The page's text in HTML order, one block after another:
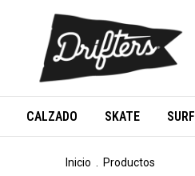
CALZADO SKATE SURF
Inicio Productos